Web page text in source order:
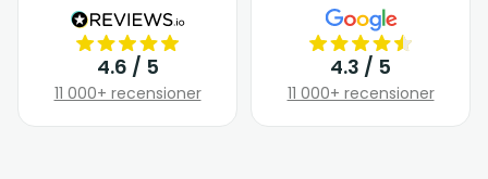
4.6 / 5
11 000+ recensioner
4.3 / 5
11 000+ recensioner